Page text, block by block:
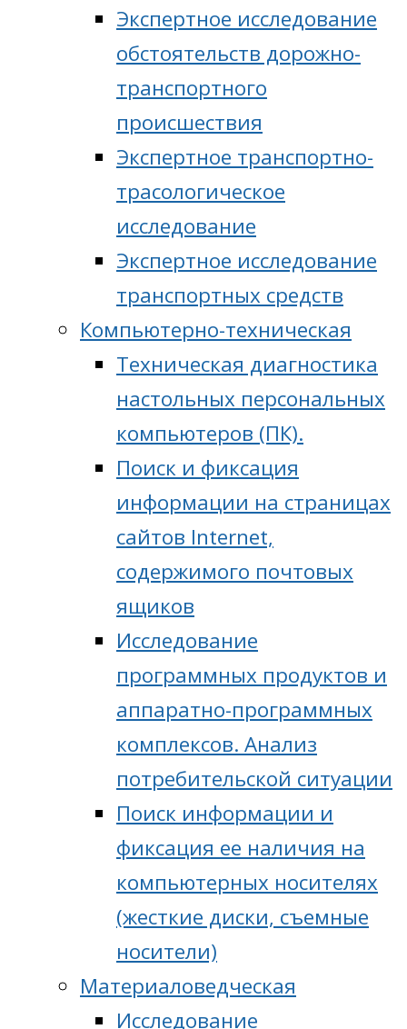
Экспертное исследование
обстоятельств дорожно-
транспортного
происшествия
Экспертное транспортно-
трасологическое
исследование
Экспертное исследование
транспортных средств
Компьютерно-техническая
Техническая диагностика
настольных персональных
компьютеров (ПК).
Поиск и фиксация
информации на страницах
сайтов Internet,
содержимого почтовых
ящиков
Исследование
программных продуктов и
аппаратно-программных
комплексов. Анализ
потребительской ситуации
Поиск информации и
фиксация ее наличия на
компьютерных носителях
(жесткие диски, съемные
носители)
Материаловедческая
Исследование